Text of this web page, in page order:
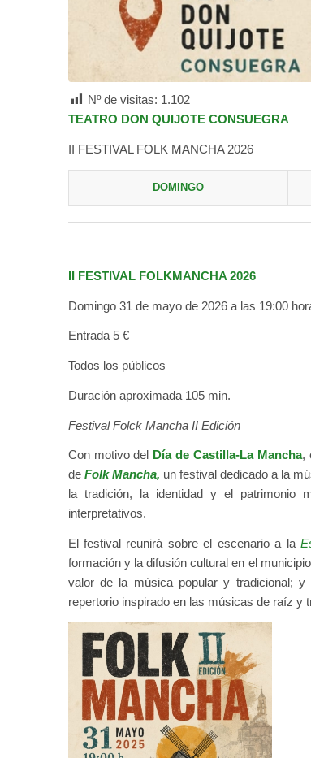
Nº de visitas: 1.102
TEATRO DON QUIJOTE CONSUEGRA
II FESTIVAL FOLK MANCHA 2026
DOMINGO
II FESTIVAL FOLKMANCHA 2026
Domingo 31 de mayo de 2026 a las 19:00
Entrada 5 €
Todos los públicos
Duración aproximada 105 min.
Festival Folck Mancha II Edición
Con motivo del Día de Castilla-La Mancha,
de Folk Mancha, un festival dedicado a la
la tradición, la identidad y el patrimonio
interpretativos.
El festival reunirá sobre el escenario a la
formación y la difusión cultural en el
valor de la música popular y tradicional; y
repertorio inspirado en las músicas de raíz y